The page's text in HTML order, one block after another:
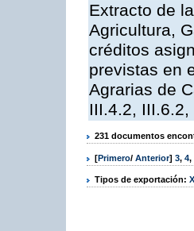
Extracto de
Agricultura,
créditos
previstas en
Agrarias de
III.4.2,
231 documentos
[Primero/ Anterior] 3, 4,
Tipos de exportación: